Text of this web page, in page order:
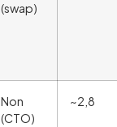
(swap)
Non
(CTO)
~2,8